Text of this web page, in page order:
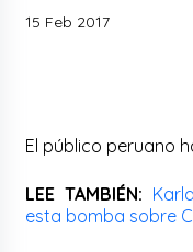
15 Feb 2017
El público peruano
LEE TAMBIÉN:
esta bomba sobre